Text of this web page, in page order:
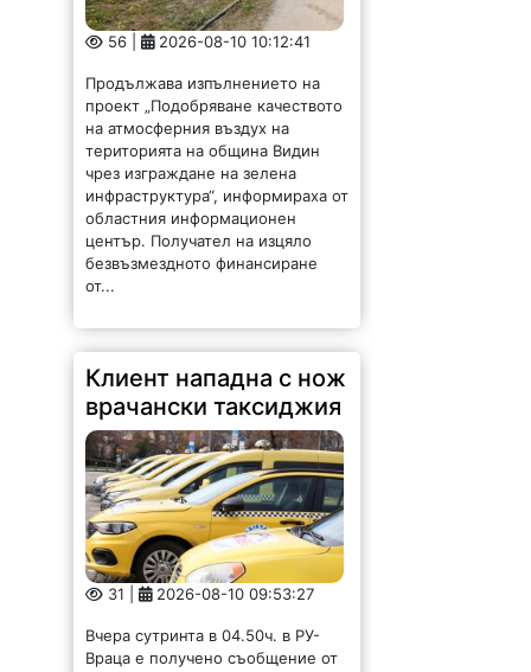
56 | 2026-08-10 10:12:41
Продължава изпълнението на
проект „Подобряване качеството
на атмосферния въздух на
територията на община Видин
чрез изграждане на зелена
инфраструктура“, информираха от
областния информационен
център. Получател на изцяло
безвъзмездното финансиране
от...
Клиент нападна с нож
врачански таксиджия
31 | 2026-08-10 09:53:27
Вчера сутринта в 04.50ч. в РУ-
Враца е получено съобщение от
таксиметров шофьор от гр.Враца,